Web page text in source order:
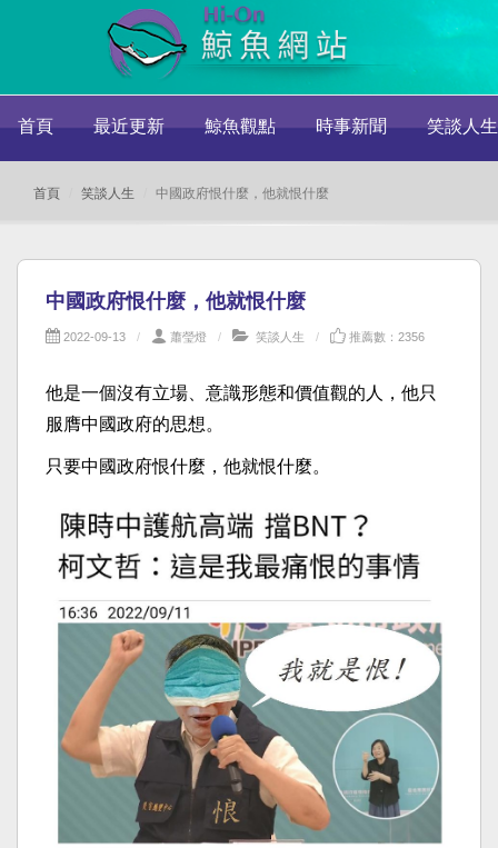
首頁 最近更新 鯨魚觀點 時事新聞 笑談人生
首頁 笑談人生 中國政府恨什麼，他就恨什麼
中國政府恨什麼，他就恨什麼
2022-09-13 蕭瑩燈 笑談人生 推薦數：2356
他是一個沒有立場、意識形態和價值觀的人，他只
服膺中國政府的思想。
只要中國政府恨什麼，他就恨什麼。